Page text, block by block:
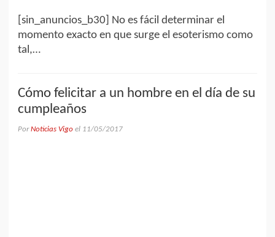
[sin_anuncios_b30] No es fácil determinar el
momento exacto en que surge el esoterismo como
tal,…
Cómo felicitar a un hombre en el día de su
cumpleaños
PorNoticias Vigo el 11/05/2017